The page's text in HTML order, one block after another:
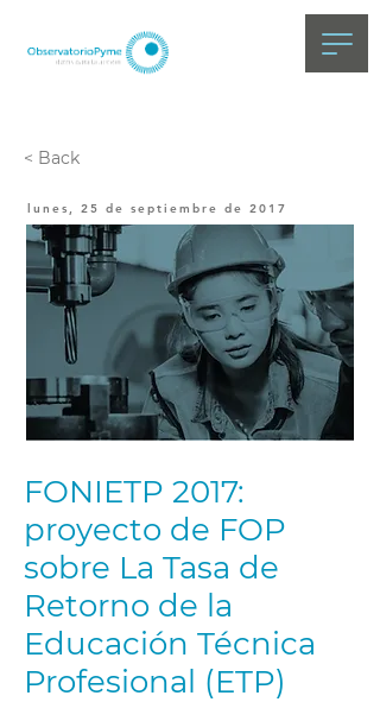
< Back
lunes, 25 de septiembre de 2017
FONIETP 2017:
proyecto de FOP
sobre La Tasa de
Retorno de la
Educación Técnica
Profesional (ETP)